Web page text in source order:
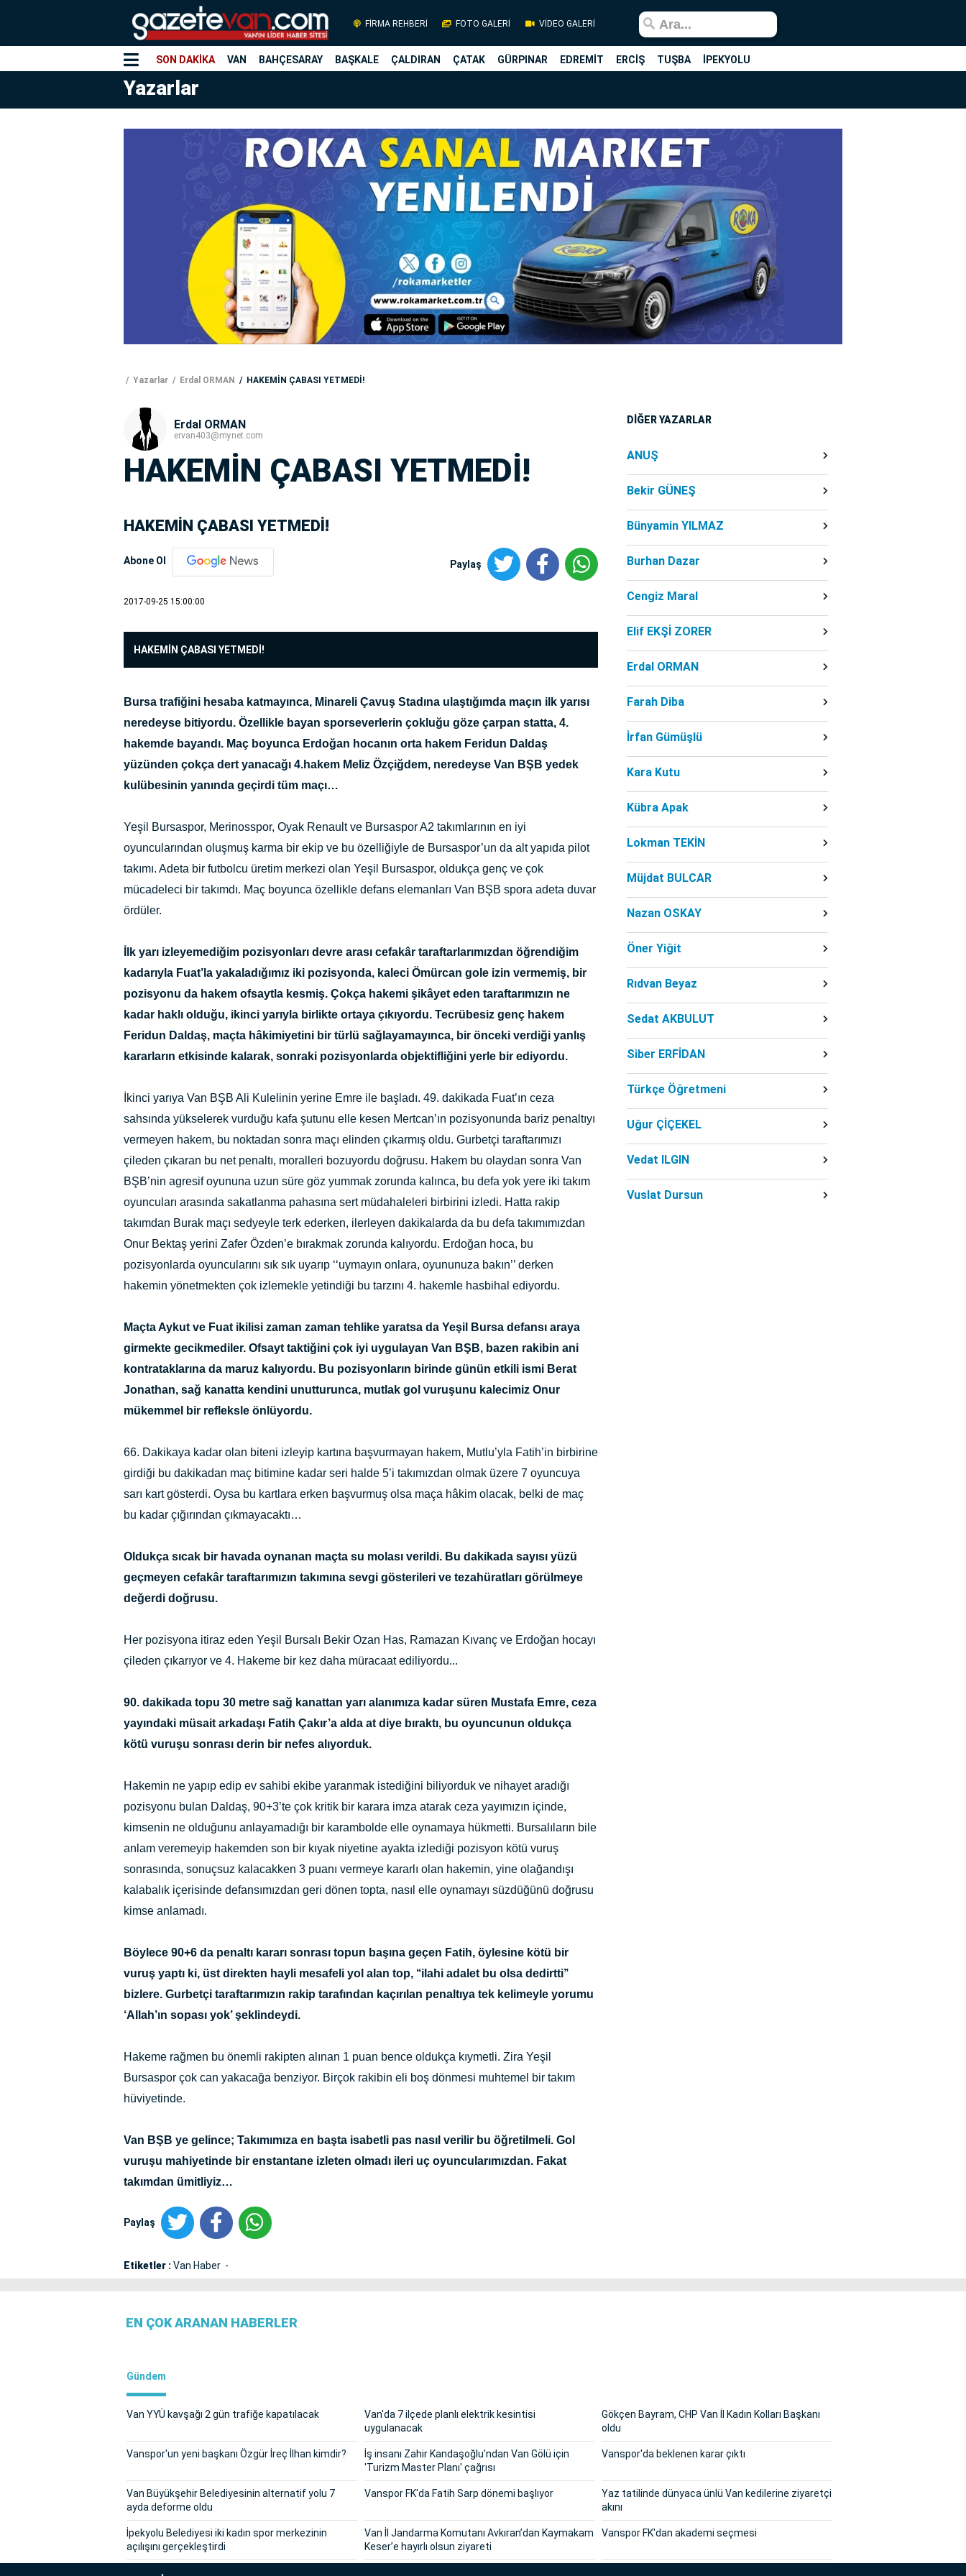
FİRMA REHBERİ FOTO GALERİ VİDEO GALERİ
SON DAKİKA VAN BAHÇESARAY BAŞKALE ÇALDIRAN ÇATAK GÜRPINAR EDREMİT ERCİŞ TUŞBA İPEKYOLU
Yazarlar
Yazarlar Erdal ORMAN HAKEMİN ÇABASI YETMEDİ!
Erdal ORMAN
ervan403@mynet.com
HAKEMİN ÇABASI YETMEDİ!
HAKEMİN ÇABASI YETMEDİ!
Abone Ol Paylaş
2017-09-25 15:00:00
HAKEMİN ÇABASI YETMEDİ!
Bursa trafiğini hesaba katmayınca, Minareli Çavuş Stadına ulaştığımda maçın ilk yarısı
neredeyse bitiyordu. Özellikle bayan sporseverlerin çokluğu göze çarpan statta, 4.
hakemde bayandı. Maç boyunca Erdoğan hocanın orta hakem Feridun Daldaş
yüzünden çokça dert yanacağı 4.hakem Meliz Özçiğdem, neredeyse Van BŞB yedek
kulübesinin yanında geçirdi tüm maçı…
Yeşil Bursaspor, Merinosspor, Oyak Renault ve Bursaspor A2 takımlarının en iyi
oyuncularından oluşmuş karma bir ekip ve bu özelliğiyle de Bursaspor’un da alt yapıda pilot
takımı. Adeta bir futbolcu üretim merkezi olan Yeşil Bursaspor, oldukça genç ve çok
mücadeleci bir takımdı. Maç boyunca özellikle defans elemanları Van BŞB spora adeta duvar
ördüler.
İlk yarı izleyemediğim pozisyonları devre arası cefakâr taraftarlarımızdan öğrendiğim
kadarıyla Fuat’la yakaladığımız iki pozisyonda, kaleci Ömürcan gole izin vermemiş, bir
pozisyonu da hakem ofsaytla kesmiş. Çokça hakemi şikâyet eden taraftarımızın ne
kadar haklı olduğu, ikinci yarıyla birlikte ortaya çıkıyordu. Tecrübesiz genç hakem
Feridun Daldaş, maçta hâkimiyetini bir türlü sağlayamayınca, bir önceki verdiği yanlış
kararların etkisinde kalarak, sonraki pozisyonlarda objektifliğini yerle bir ediyordu.
İkinci yarıya Van BŞB Ali Kulelinin yerine Emre ile başladı. 49. dakikada Fuat’ın ceza
sahsında yükselerek vurduğu kafa şutunu elle kesen Mertcan’ın pozisyonunda bariz penaltıyı
vermeyen hakem, bu noktadan sonra maçı elinden çıkarmış oldu. Gurbetçi taraftarımızı
çileden çıkaran bu net penaltı, moralleri bozuyordu doğrusu. Hakem bu olaydan sonra Van
BŞB’nin agresif oyununa uzun süre göz yummak zorunda kalınca, bu defa yok yere iki takım
oyuncuları arasında sakatlanma pahasına sert müdahaleleri birbirini izledi. Hatta rakip
takımdan Burak maçı sedyeyle terk ederken, ilerleyen dakikalarda da bu defa takımımızdan
Onur Bektaş yerini Zafer Özden’e bırakmak zorunda kalıyordu. Erdoğan hoca, bu
pozisyonlarda oyuncularını sık sık uyarıp ‘‘uymayın onlara, oyununuza bakın’’ derken
hakemin yönetmekten çok izlemekle yetindiği bu tarzını 4. hakemle hasbihal ediyordu.
Maçta Aykut ve Fuat ikilisi zaman zaman tehlike yaratsa da Yeşil Bursa defansı araya
girmekte gecikmediler. Ofsayt taktiğini çok iyi uygulayan Van BŞB, bazen rakibin ani
kontrataklarına da maruz kalıyordu. Bu pozisyonların birinde günün etkili ismi Berat
Jonathan, sağ kanatta kendini unutturunca, mutlak gol vuruşunu kalecimiz Onur
mükemmel bir refleksle önlüyordu.
66. Dakikaya kadar olan biteni izleyip kartına başvurmayan hakem, Mutlu’yla Fatih’in birbirine
girdiği bu dakikadan maç bitimine kadar seri halde 5’i takımızdan olmak üzere 7 oyuncuya
sarı kart gösterdi. Oysa bu kartlara erken başvurmuş olsa maça hâkim olacak, belki de maç
bu kadar çığırından çıkmayacaktı…
Oldukça sıcak bir havada oynanan maçta su molası verildi. Bu dakikada sayısı yüzü
geçmeyen cefakâr taraftarımızın takımına sevgi gösterileri ve tezahüratları görülmeye
değerdi doğrusu.
Her pozisyona itiraz eden Yeşil Bursalı Bekir Ozan Has, Ramazan Kıvanç ve Erdoğan hocayı
çileden çıkarıyor ve 4. Hakeme bir kez daha müracaat ediliyordu...
90. dakikada topu 30 metre sağ kanattan yarı alanımıza kadar süren Mustafa Emre, ceza
yayındaki müsait arkadaşı Fatih Çakır’a alda at diye bıraktı, bu oyuncunun oldukça
kötü vuruşu sonrası derin bir nefes alıyorduk.
Hakemin ne yapıp edip ev sahibi ekibe yaranmak istediğini biliyorduk ve nihayet aradığı
pozisyonu bulan Daldaş, 90+3’te çok kritik bir karara imza atarak ceza yayımızın içinde,
kimsenin ne olduğunu anlayamadığı bir karambolde elle oynamaya hükmetti. Bursalıların bile
anlam veremeyip hakemden son bir kıyak niyetine ayakta izlediği pozisyon kötü vuruş
sonrasında, sonuçsuz kalacakken 3 puanı vermeye kararlı olan hakemin, yine olağandışı
kalabalık içerisinde defansımızdan geri dönen topta, nasıl elle oynamayı süzdüğünü doğrusu
kimse anlamadı.
Böylece 90+6 da penaltı kararı sonrası topun başına geçen Fatih, öylesine kötü bir
vuruş yaptı ki, üst direkten hayli mesafeli yol alan top, ‘‘ilahi adalet bu olsa dedirtti’’
bizlere. Gurbetçi taraftarımızın rakip tarafından kaçırılan penaltıya tek kelimeyle yorumu
‘Allah’ın sopası yok’ şeklindeydi.
Hakeme rağmen bu önemli rakipten alınan 1 puan bence oldukça kıymetli. Zira Yeşil
Bursaspor çok can yakacağa benziyor. Birçok rakibin eli boş dönmesi muhtemel bir takım
hüviyetinde.
Van BŞB ye gelince; Takımımıza en başta isabetli pas nasıl verilir bu öğretilmeli. Gol
vuruşu mahiyetinde bir enstantane izleten olmadı ileri uç oyuncularımızdan. Fakat
takımdan ümitliyiz…
Paylaş
Etiketler :Van Haber
DİĞER YAZARLAR
ANUŞ
Bekir GÜNEŞ
Bünyamin YILMAZ
Burhan Dazar
Cengiz Maral
Elif EKŞİ ZORER
Erdal ORMAN
Farah Diba
İrfan Gümüşlü
Kara Kutu
Kübra Apak
Lokman TEKİN
Müjdat BULCAR
Nazan OSKAY
Öner Yiğit
Rıdvan Beyaz
Sedat AKBULUT
Siber ERFİDAN
Türkçe Öğretmeni
Uğur ÇİÇEKEL
Vedat ILGIN
Vuslat Dursun
EN ÇOK ARANAN HABERLER
Gündem
Van YYÜ kavşağı 2 gün trafiğe kapatılacak
Van'da 7 ilçede planlı elektrik kesintisi
uygulanacak
Gökçen Bayram, CHP Van İl Kadın Kolları Başkanı
oldu
Vanspor'un yeni başkanı Özgür İreç İlhan kimdir?
İş insanı Zahir Kandaşoğlu'ndan Van Gölü için
'Turizm Master Planı' çağrısı
Vanspor'da beklenen karar çıktı
Van Büyükşehir Belediyesinin alternatif yolu 7
ayda deforme oldu
Vanspor FK'da Fatih Sarp dönemi başlıyor
Yaz tatilinde dünyaca ünlü Van kedilerine ziyaretçi
akını
İpekyolu Belediyesi iki kadın spor merkezinin
açılışını gerçekleştirdi
Van İl Jandarma Komutanı Avkıran’dan Kaymakam
Keser’e hayırlı olsun ziyareti
Vanspor FK'dan akademi seçmesi